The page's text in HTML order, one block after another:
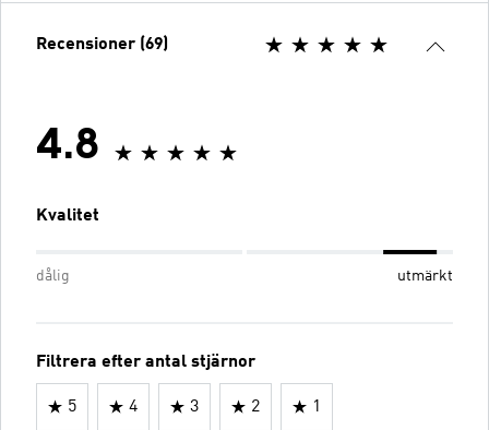
Recensioner (69)
4.8
Kvalitet
dålig utmärkt
Filtrera efter antal stjärnor
5 4 3 2 1